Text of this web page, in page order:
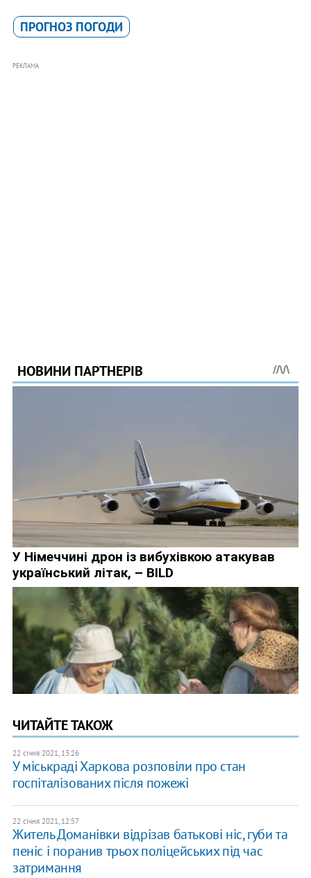
ПРОГНОЗ ПОГОДИ
РЕКЛАМА
ЧИТАЙТЕ ТАКОЖ
22 січня 2021, 13:26
У міськраді Харкова розповіли про стан
госпіталізованих після пожежі
22 січня 2021, 12:57
Житель Доманівки відрізав батькові ніс, губи та
пеніс і поранив трьох поліцейських під час
затримання